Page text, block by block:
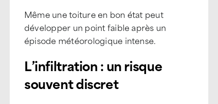
Même une toiture en bon état peut
développer un point faible après un
épisode météorologique intense.
L’infiltration : un risque
souvent discret